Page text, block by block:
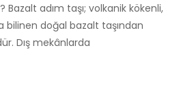
Bazalt adım taşı; volkanik kökenli,
bilinen doğal bazalt taşından
Dış mekânlarda